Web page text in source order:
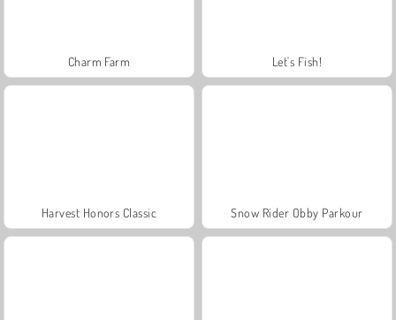
Charm Farm Let's Fish!
Harvest Honors Classic Snow Rider Obby Parkour